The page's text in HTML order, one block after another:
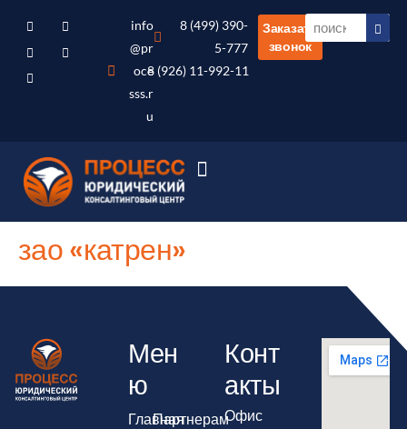
info
@pr
oce
sss.r
u
8 (499) 390-
5-777
8 (926) 11-992-11
Заказать
звонок
зао «катрен»
Мен
ю
Главная
Партнерам
Конт
акты
Офис